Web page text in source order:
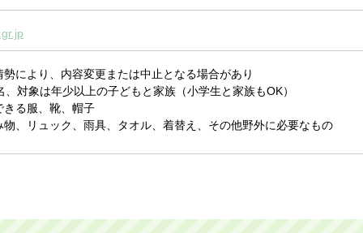
により、内容変更または中止となる場合があり
対象は年少以上の子どもと家族（小学生と家族もOK）
きる服、靴、帽子
、リュック、雨具、タオル、着替え、その他野外に必要なもの